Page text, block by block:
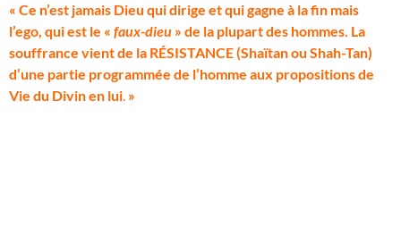
« Ce n’est jamais Dieu qui dirige et qui gagne à la fin mais
l’ego, qui est le « faux-dieu » de la plupart des hommes. La
souffrance vient de la RÉSISTANCE (Shaïtan ou Shah-Tan)
d’une partie programmée de l’homme aux propositions de
Vie du Divin en lui »